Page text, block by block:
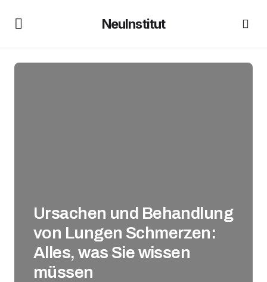
NeuInstitut
Ursachen und Behandlung
von Lungen Schmerzen:
Alles, was Sie wissen
müssen